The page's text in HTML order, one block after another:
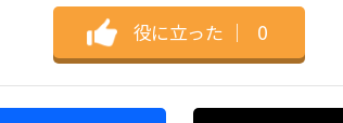
役に立った ｜ 0